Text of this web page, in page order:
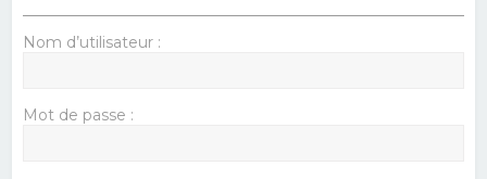
Nom d’utilisateur :
Mot de passe :